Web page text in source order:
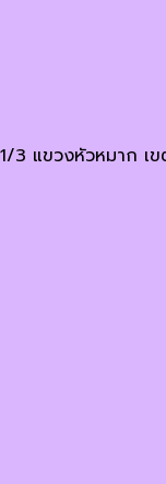
3 แขวงหัวหมาก เ